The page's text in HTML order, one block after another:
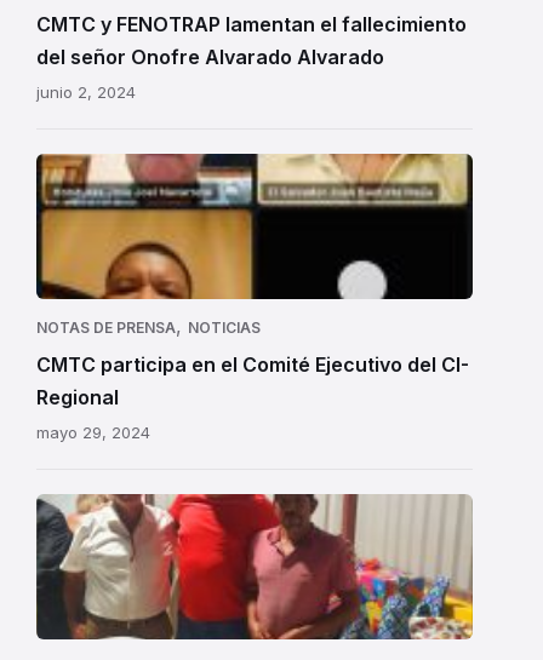
CMTC y FENOTRAP lamentan el fallecimiento
del señor Onofre Alvarado Alvarado
junio 2, 2024
CMTC
participa
Comité
Ejecutivo
CI-
Regional.
NOTAS DE PRENSA, NOTICIAS
CMTC participa en el Comité Ejecutivo del CI-
Regional
mayo 29, 2024